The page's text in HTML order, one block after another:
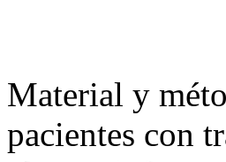
Material y
pacientes con